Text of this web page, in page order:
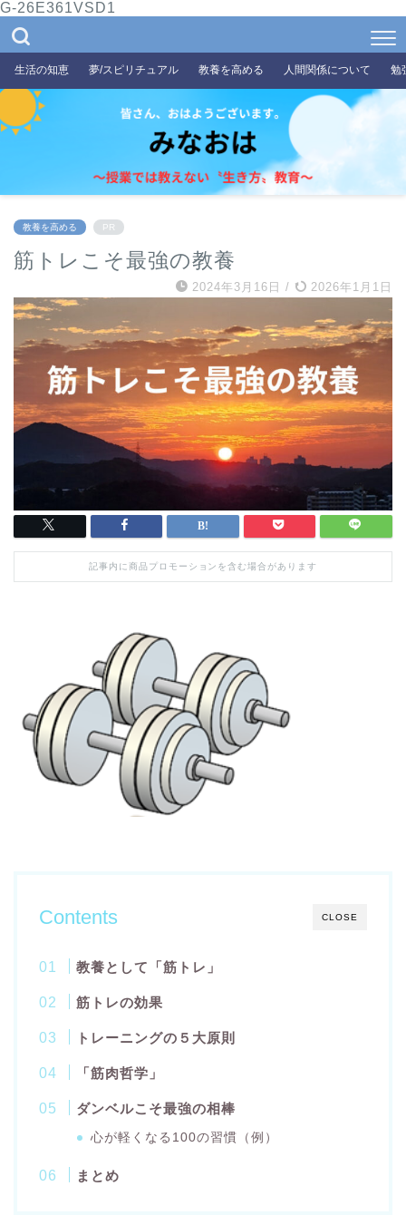
G-26E361VSD1
生活の知恵 夢/スピリチュアル 教養を高める 人間関係について 勉
教養を高める PR
筋トレこそ最強の教養
2024年3月16日 / 2026年1月1日
記事内に商品プロモーションを含む場合があります
CLOSE
Contents
教養として「筋トレ」
筋トレの効果
トレーニングの５大原則
「筋肉哲学」
ダンベルこそ最強の相棒
心が軽くなる100の習慣（例）
まとめ